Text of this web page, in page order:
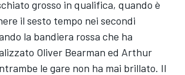
grosso in qualifica, quando è
il sesto tempo nei secondi
la bandiera rossa che ha
Oliver Bearman ed Arthur
le gare non ha mai brillato. Il